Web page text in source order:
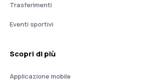
Trasferimenti
Eventi sportivi
Scopri di più
Applicazione mobile